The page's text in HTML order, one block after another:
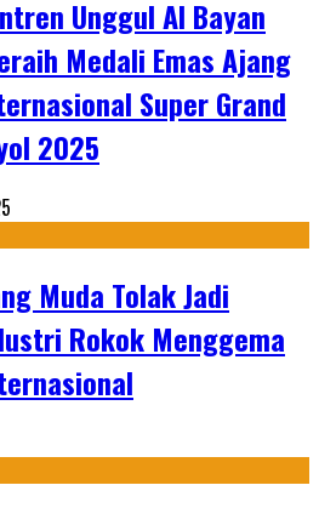
Unggul Al Bayan
Medali Emas Ajang
Super Grand
2025
Muda Tolak Jadi
Rokok Menggema